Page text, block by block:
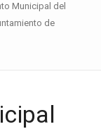
Municipal del
de